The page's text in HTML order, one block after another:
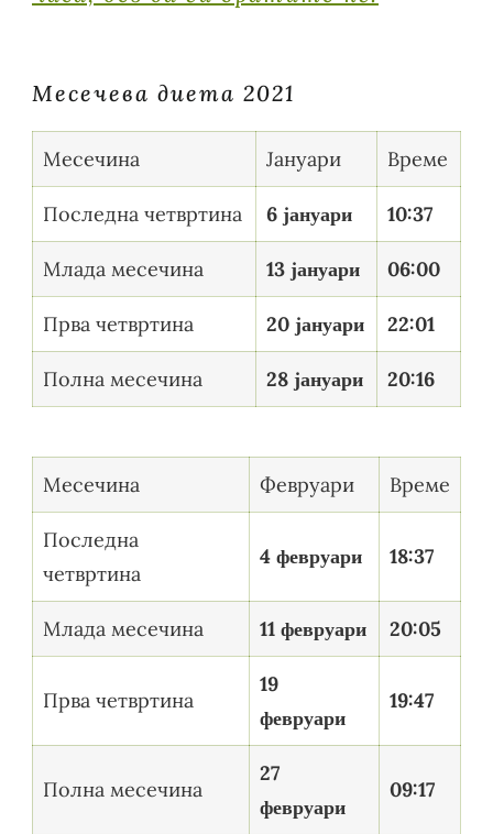
Meсечева диета 2021
Месечина Јануари Време
Последна четвртина 6 јануари 10:37
Млада месечина 13 јануари 06:00
Прва четвртина 20 јануари 22:01
Полна месечина 28 јануари 20:16
Месечина Февруари Време
Последна
четвртина
4 февруари 18:37
Млада месечина 11 февруари 20:05
Прва четвртина
19
февруари
19:47
Полна месечина
27
февруари
09:17